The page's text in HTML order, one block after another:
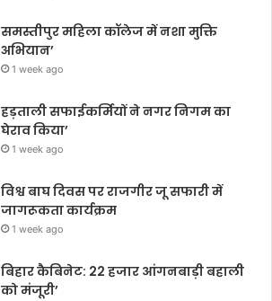
समस्तीपुर महिला कॉलेज में नशा मुक्ति
अभियान’
1 week ago
हड़ताली सफाईकर्मियों ने नगर निगम का
घेराव किया’
1 week ago
विश्व बाघ दिवस पर राजगीर जू सफारी में
जागरूकता कार्यक्रम
1 week ago
बिहार कैबिनेट: 22 हजार आंगनबाड़ी बहाली
को मंजूरी’